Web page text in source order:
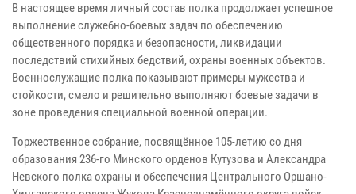
В настоящее время личный состав полка продолжает успешное
выполнение служебно-боевых задач по обеспечению
общественного порядка и безопасности, ликвидации
последствий стихийных бедствий, охраны военных объектов.
Военнослужащие полка показывают примеры мужества и
стойкости, смело и решительно выполняют боевые задачи в
зоне проведения специальной военной операции.
Торжественное собрание, посвящённое 105-летию со дня
образования 236-го Минского орденов Кутузова и Александра
Невского полка охраны и обеспечения Центрального Оршано-